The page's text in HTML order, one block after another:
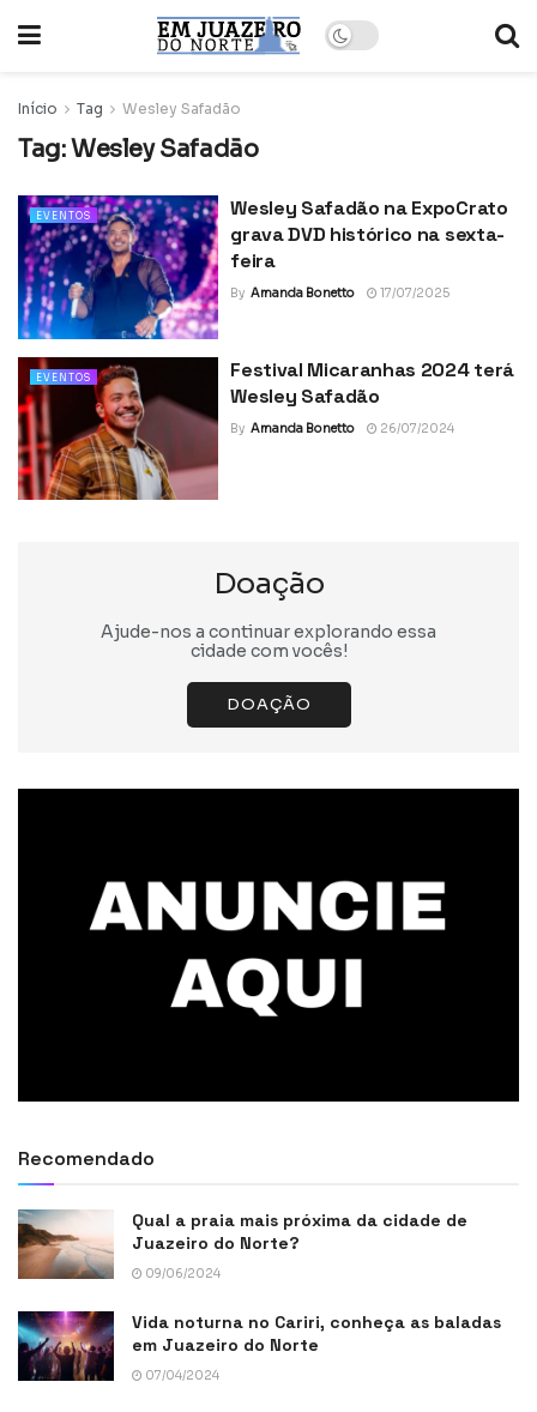
Início Tag Wesley Safadão
Tag:Wesley Safadão
EVENTOS
Wesley Safadão na ExpoCrato
grava DVD histórico na sexta-
feira
By Amanda Bonetto 17/07/2025
EVENTOS
Festival Micaranhas 2024 terá
Wesley Safadão
By Amanda Bonetto 26/07/2024
Doação
Ajude-nos a continuar explorando essa
cidade com vocês!
DOAÇÃO
Recomendado
Qual a praia mais próxima da cidade de
Juazeiro do Norte?
09/06/2024
Vida noturna no Cariri, conheça as baladas
em Juazeiro do Norte
07/04/2024